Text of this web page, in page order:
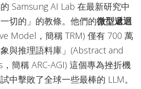
Samsung AI Lab 在最新研究中
切的」的教條。他們的微型遞迴
Model，簡稱 TRM) 僅有 700 萬
與推理語料庫」(Abstract and
簡稱 ARC-AGI) 這個專為挫折機
中擊敗了全球一些最棒的 LLM。